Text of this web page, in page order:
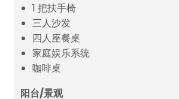
1 把扶手椅
三人沙发
四人座餐桌
家庭娱乐系统
咖啡桌
阳台/景观